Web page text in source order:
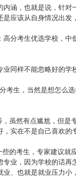
涵，也就是说，针
应该从自身情况出发
分考生优选学校，
同样不能忽略好的
考生，当然是想怎么
虽然有点尴尬，但
实在不是自己喜欢
的考生，专家建议
业，因为学校的话
、也就是就业压力小